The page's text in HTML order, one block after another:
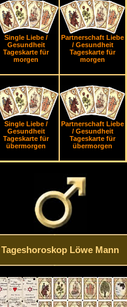
Single Liebe /
Gesundheit
Tageskarte für
morgen
Partnerschaft Liebe
/ Gesundheit
Tageskarte für
morgen
Single Liebe /
Gesundheit
Tageskarte für
übermorgen
Partnerschaft Liebe
/ Gesundheit
Tageskarte für
übermorgen
Tageshoroskop Löwe Mann